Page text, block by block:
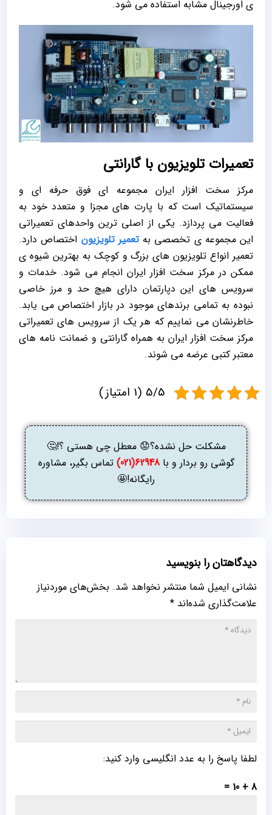
ی اورجینال مشابه استفاده می شود.
تعمیرات تلویزیون با گارانتی
مرکز سخت افزار ایران مجموعه ای فوق حرفه ای و
سیستماتیک است که با پارت های مجزا و متعدد خود به
فعالیت می پردازد. یکی از اصلی ترین واحدهای تعمیراتی
این مجموعه ی تخصصی بهتعمیر تلویزیون اختصاص دارد.
تعمیر انواع تلویزیون های بزرگ و کوچک به بهترین شیوه ی
ممکن در مرکز سخت افزار ایران انجام می شود. خدمات و
سرویس های این دپارتمان دارای هیچ حد و مرز خاصی
نبوده به تمامی برندهای موجود در بازار اختصاص می یابد.
خاطرنشان می نماییم که هر یک از سرویس های تعمیراتی
مرکز سخت افزار ایران به همراه گارانتی و ضمانت نامه های
معتبر کتبی عرضه می شوند.
5/5 (1 امتیاز)
مشکلت حل نشده؟😟 معطل چی هستی ؟!🤔
گوشی رو بردار و با62948(021)
تماس بگیر، مشاوره
رایگانه!🤩
دیدگاهتان را بنویسید
نشانی ایمیل شما منتشر نخواهد شد. بخش‌های موردنیاز
علامت‌گذاری شده‌اند *
لطفا پاسخ را به عدد انگلیسی وارد کنید:
8 + 10 =